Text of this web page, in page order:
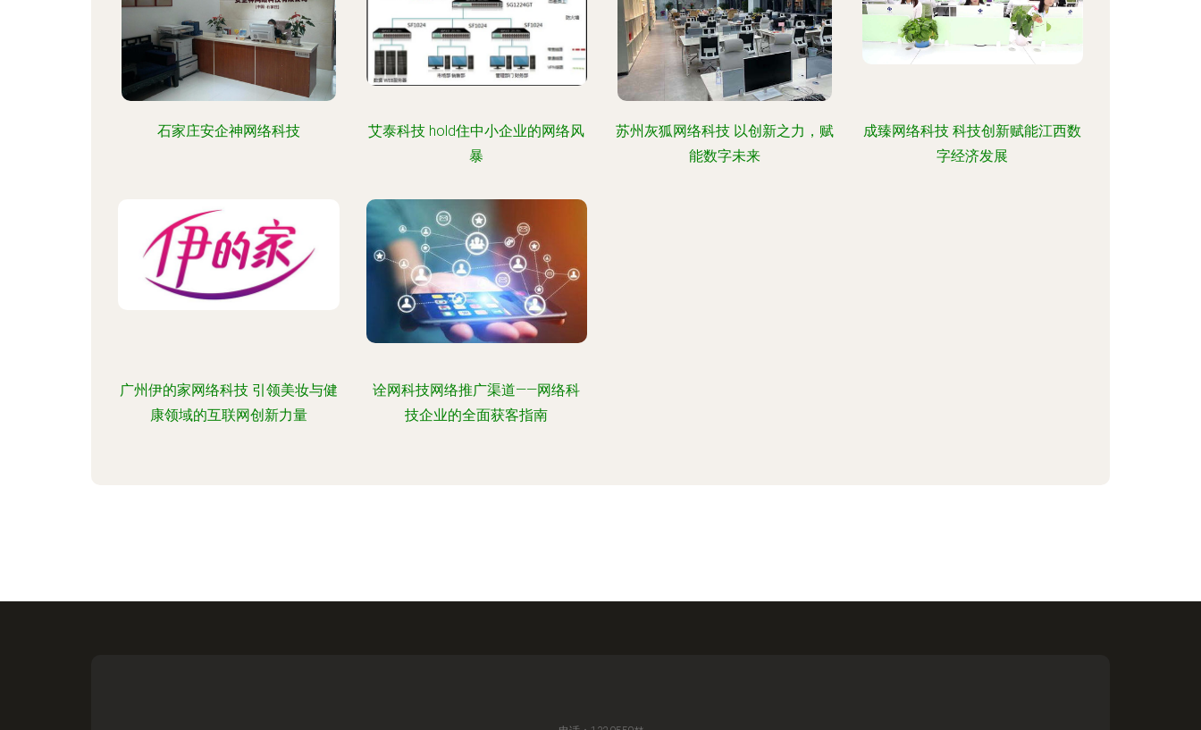
石家庄安企神网络科技
艾泰科技 hold住中小企业的网络风
暴
苏州灰狐网络科技 以创新之力，赋
能数字未来
成臻网络科技 科技创新赋能江西数
字经济发展
广州伊的家网络科技 引领美妆与健
康领域的互联网创新力量
诠网科技网络推广渠道——网络科
技企业的全面获客指南